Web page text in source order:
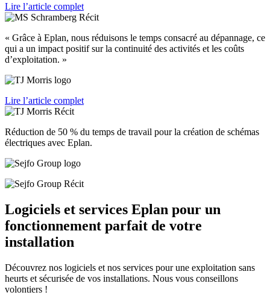
Lire l’article complet
« Grâce à Eplan, nous réduisons le temps consacré au dépannage, ce
qui a un impact positif sur la continuité des activités et les coûts
d’exploitation. »
Lire l’article complet
Réduction de 50 % du temps de travail pour la création de schémas
électriques avec Eplan.
Logiciels et services Eplan pour un
fonctionnement parfait de votre
installation
Découvrez nos logiciels et nos services pour une exploitation sans
heurts et sécurisée de vos installations. Nous vous conseillons
volontiers !